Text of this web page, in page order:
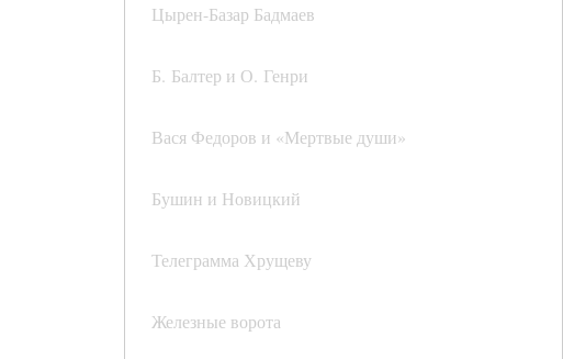
Цырен-Базар Бадмаев
Б. Балтер и О. Генри
Вася Федоров и «Мертвые души»
Бушин и Новицкий
Телеграмма Хрущеву
Железные ворота